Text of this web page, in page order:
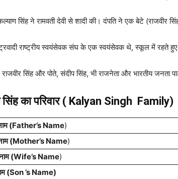
सिंह ने रामवती देवी से शादी की। दंपति ने एक बेटे (राजवीर
राष्ट्रीय स्वयंसेवक संघ के एक स्वयंसेवक थे, स्कूल में रहते हुए
सिंह और पोते, संदीप सिंह, भी राजनेता और भारतीय जनता
सिंहका परिवार ( Kalyan Singh Family)
नाम (Father’s Name)
नाम (Mother’s Name)
नाम (Wife’s Name)
(Son ’s Name)